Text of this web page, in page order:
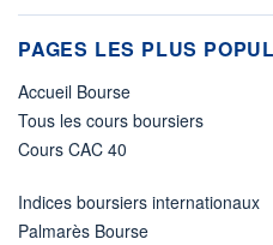
PAGES LES PLUS
Accueil Bourse
Tous les cours boursiers
Cours CAC 40
Indices boursiers internationaux
Palmarès Bourse